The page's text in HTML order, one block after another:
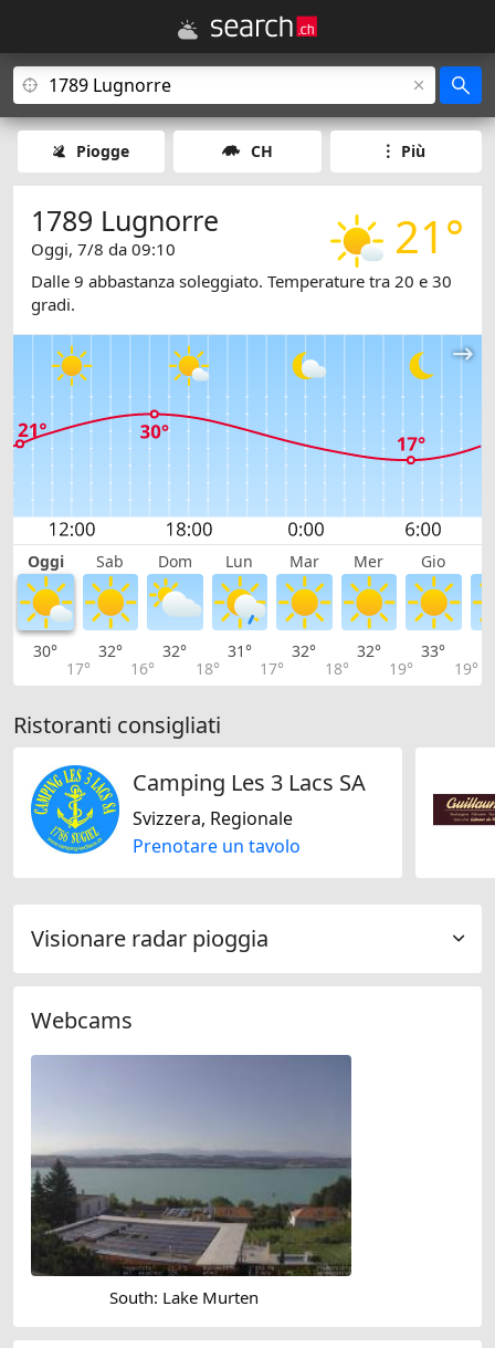
Piogge CH Più
21°
1789 Lugnorre
Oggi, 7/8 da 09:10
Dalle 9 abbastanza soleggiato. Temperature tra 20 e 30
gradi.
Oggi Sab Dom Lun Mar Mer Gio
30°
17°
32°
16°
32°
18°
31°
17°
32°
18°
32°
19°
33°
19°
Ristoranti consigliati
Camping Les 3 Lacs SA
Svizzera, Regionale
Prenotare un tavolo
Visionare radar pioggia
Webcams
South: Lake Murten